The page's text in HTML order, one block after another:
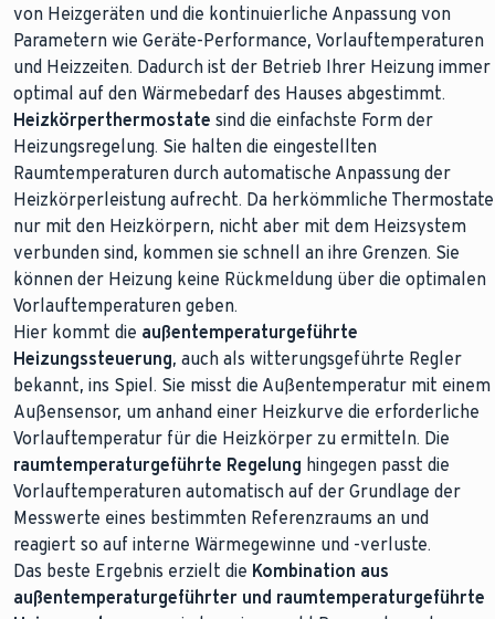
von Heizgeräten und die kontinuierliche Anpassung von
Parametern wie Geräte-Performance, Vorlauftemperaturen
und Heizzeiten. Dadurch ist der Betrieb Ihrer Heizung immer
optimal auf den Wärmebedarf des Hauses abgestimmt.
Heizkörperthermostate sind die einfachste Form der
Heizungsregelung. Sie halten die eingestellten
Raumtemperaturen durch automatische Anpassung der
Heizkörperleistung aufrecht. Da herkömmliche Thermostate
nur mit den Heizkörpern, nicht aber mit dem Heizsystem
verbunden sind, kommen sie schnell an ihre Grenzen. Sie
können der Heizung keine Rückmeldung über die optimalen
Vorlauftemperaturen geben.
Hier kommt die außentemperaturgeführte
Heizungssteuerung, auch als witterungsgeführte Regler
bekannt, ins Spiel. Sie misst die Außentemperatur mit einem
Außensensor, um anhand einer Heizkurve die erforderliche
Vorlauftemperatur für die Heizkörper zu ermitteln. Die
raumtemperaturgeführte Regelung hingegen passt die
Vorlauftemperaturen automatisch auf der Grundlage der
Messwerte eines bestimmten Referenzraums an und
reagiert so auf interne Wärmegewinne und -verluste.
Das beste Ergebnis erzielt die Kombination aus
außentemperaturgeführter und raumtemperaturgeführte